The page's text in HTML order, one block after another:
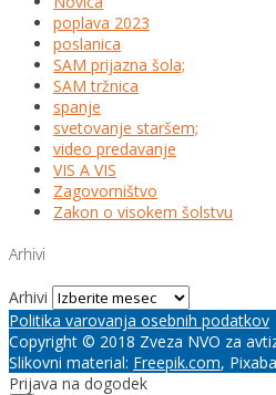
poplava 2023
poslanica
SAM prijazna šola;
SAM tržnica
spanje
svetovanje staršem;
video predavanje
VIS A VIS
Zagovorništvo
Zakon o visokem šolstvu
Arhivi
Arhivi
Politika varovanja osebnih podatkov
Copyright © 2018 Zveza NVO za
Slikovni material: Freepik.com,
Prijava na dogodek